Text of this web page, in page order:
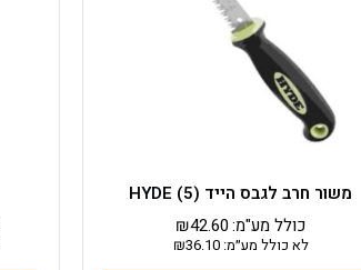
משור חרב לגבס הייד HYDE (5)
₪42.60כולל מע"מ:
לא כולל מע״מ: ₪36.10